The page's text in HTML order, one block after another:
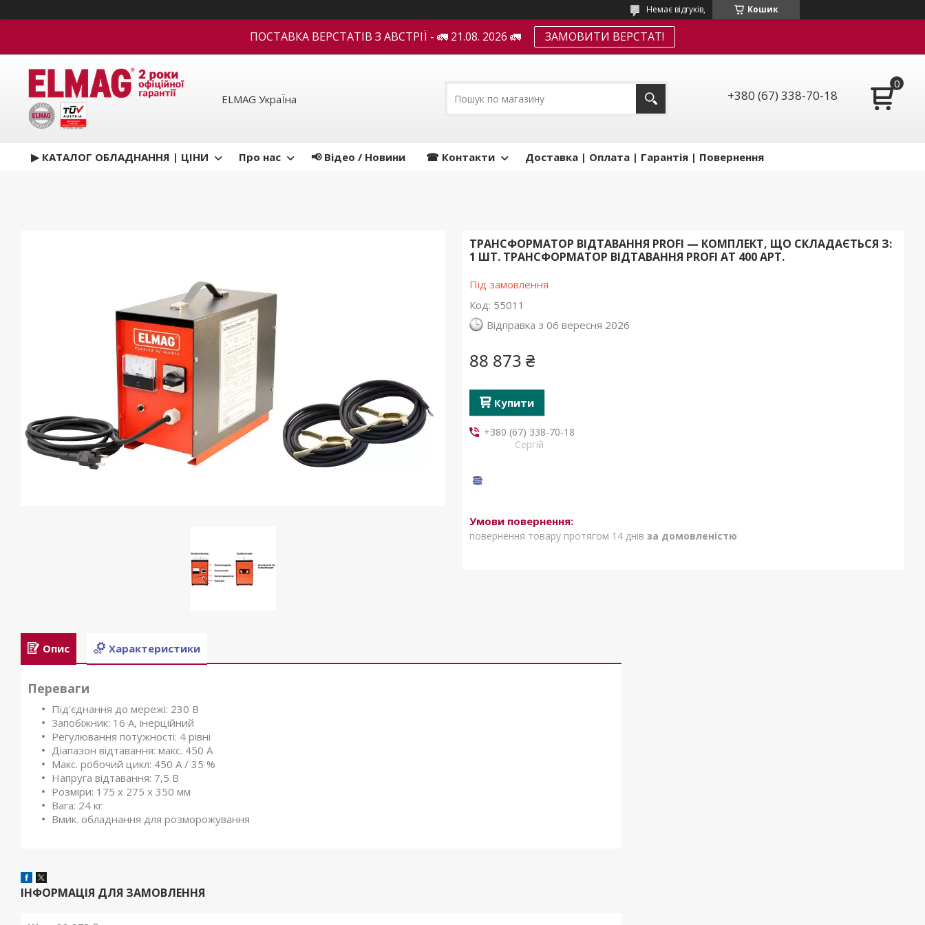
Кошик
Немає відгуків,
ПОСТАВКА ВЕРСТАТІВ З АВСТРІЇ - 🚛 21.08. 2026 🚛 ЗАМОВИТИ ВЕРСТАТ!
ELMAG УкраЇна +380 (67) 338-70-18
▶ КАТАЛОГ ОБЛАДНАННЯ | ЦІНИ Про нас 📢 Відео / Новини ☎ Контакти Доставка | Оплата | Гарантія | Повернення
ТРАНСФОРМАТОР ВІДТАВАННЯ PROFI — КОМПЛЕКТ, ЩО СКЛАДАЄТЬСЯ З:
1 ШТ. ТРАНСФОРМАТОР ВІДТАВАННЯ PROFI AT 400 АРТ.
Під замовлення
Код: 55011
Відправка з 06 вересня 2026
88 873 ₴
Купити
+380 (67) 338-70-18
Сергій
повернення товару протягом 14 днів за домовленістю
Опис Характеристики
Переваги
Під'єднання до мережі: 230 В
Запобіжник: 16 А, інерційний
Регулювання потужності: 4 рівні
Діапазон відтавання: макс. 450 А
Макс. робочий цикл: 450 А / 35 %
Напруга відтавання: 7,5 В
Розміри: 175 x 275 x 350 мм
Вага: 24 кг
Вмик. обладнання для розморожування
ІНФОРМАЦІЯ ДЛЯ ЗАМОВЛЕННЯ